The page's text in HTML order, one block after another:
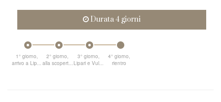
Durata 4 giorni
1° giorno,
arrivo a Lip...
2° giorno,
alla scopert...
3° giorno,
Lipari e Vul...
4° giorno,
rientro